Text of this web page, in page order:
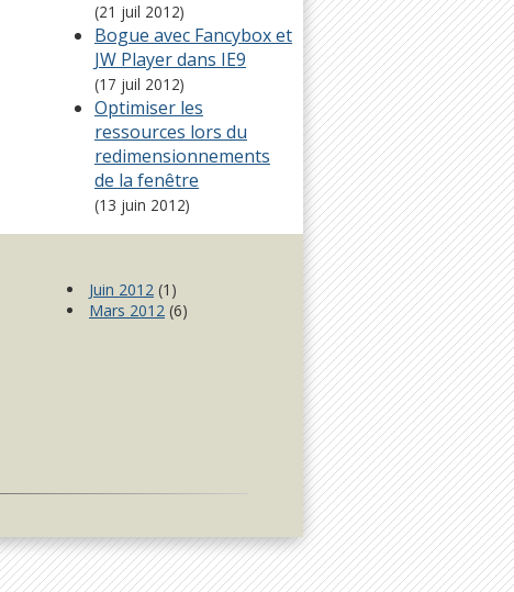
(21 juil 2012)
Bogue avec Fancybox et
JW Player dans IE9
(17 juil 2012)
Optimiser les
ressources lors du
redimensionnements
de la fenêtre
(13 juin 2012)
Juin 2012 (1)
Mars 2012 (6)